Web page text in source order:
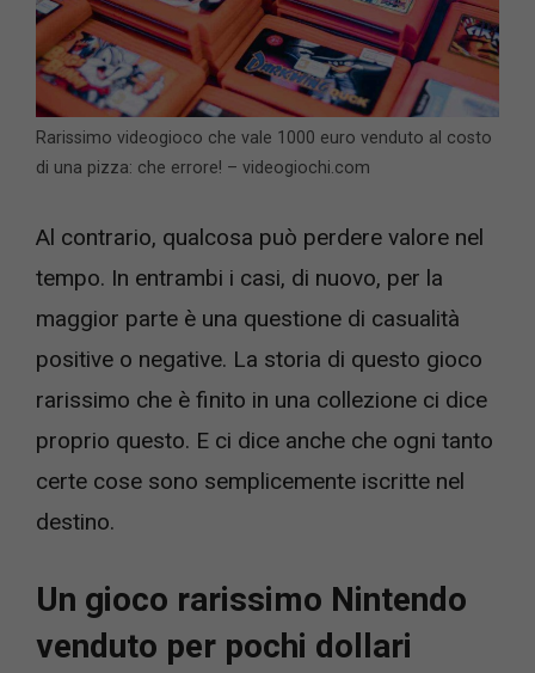
Rarissimo videogioco che vale 1000 euro venduto al costo
di una pizza: che errore! – videogiochi.com
Al contrario, qualcosa può perdere valore nel
tempo. In entrambi i casi, di nuovo, per la
maggior parte è una questione di casualità
positive o negative. La storia di questo gioco
rarissimo che è finito in una collezione ci dice
proprio questo. E ci dice anche che ogni tanto
certe cose sono semplicemente iscritte nel
destino.
Un gioco rarissimo Nintendo
venduto per pochi dollari